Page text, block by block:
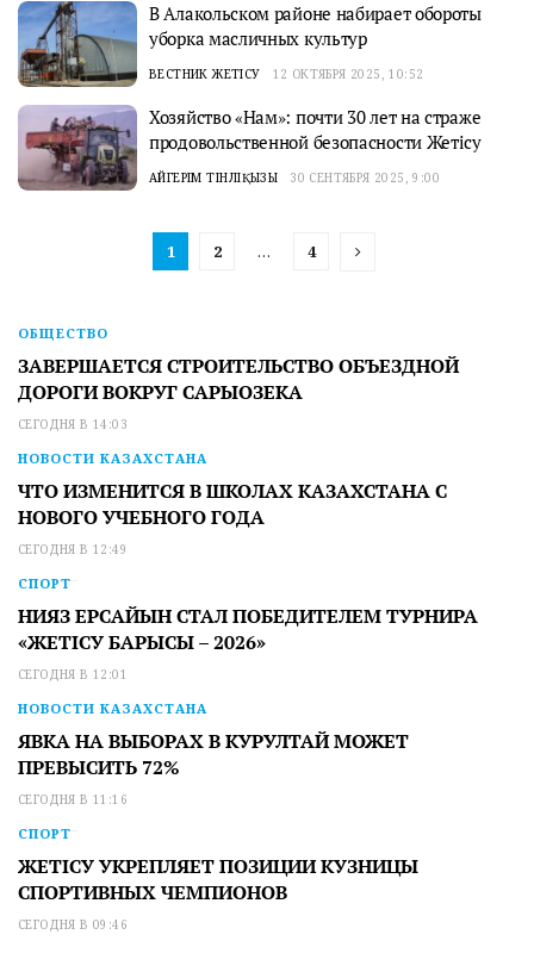
В Алакольском районе набирает обороты
уборка масличных культур
ВЕСТНИК ЖЕТІСУ 12 ОКТЯБРЯ 2025, 10:52
Хозяйство «Нам»: почти 30 лет на страже
продовольственной безопасности Жетісу
АЙГЕРІМ ТІНӘЛІҚЫЗЫ 30 СЕНТЯБРЯ 2025, 9:00
1 2 … 4
ОБЩЕСТВО
ЗАВЕРШАЕТСЯ СТРОИТЕЛЬСТВО ОБЪЕЗДНОЙ
ДОРОГИ ВОКРУГ САРЫОЗЕКА
СЕГОДНЯ В 14:03
НОВОСТИ КАЗАХСТАНА
ЧТО ИЗМЕНИТСЯ В ШКОЛАХ КАЗАХСТАНА С
НОВОГО УЧЕБНОГО ГОДА
СЕГОДНЯ В 12:49
СПОРТ
НИЯЗ ЕРСАЙЫН СТАЛ ПОБЕДИТЕЛЕМ ТУРНИРА
«ЖЕТІСУ БАРЫСЫ – 2026»
СЕГОДНЯ В 12:01
НОВОСТИ КАЗАХСТАНА
ЯВКА НА ВЫБОРАХ В КУРУЛТАЙ МОЖЕТ
ПРЕВЫСИТЬ 72%
СЕГОДНЯ В 11:16
СПОРТ
ЖЕТІСУ УКРЕПЛЯЕТ ПОЗИЦИИ КУЗНИЦЫ
СПОРТИВНЫХ ЧЕМПИОНОВ
СЕГОДНЯ В 09:46